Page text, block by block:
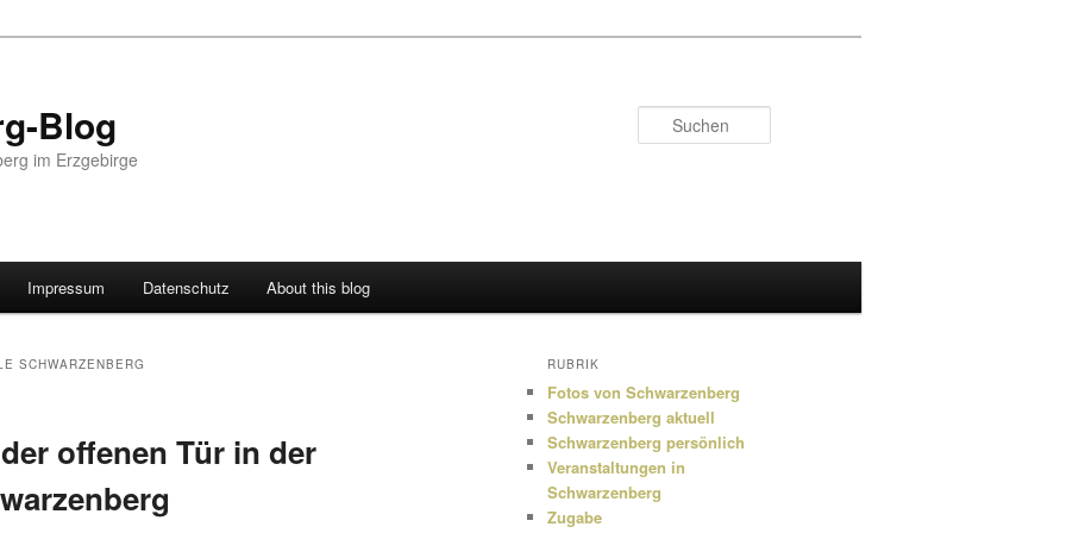
Blog
im Erzgebirge
Impressum Datenschutz About this blog
SCHWARZENBERG
offenen Tür in der
RUBRIK
Fotos von Schwarzenberg
Schwarzenberg aktuell
Schwarzenberg persönlich
Veranstaltungen in
Schwarzenberg
Zugabe